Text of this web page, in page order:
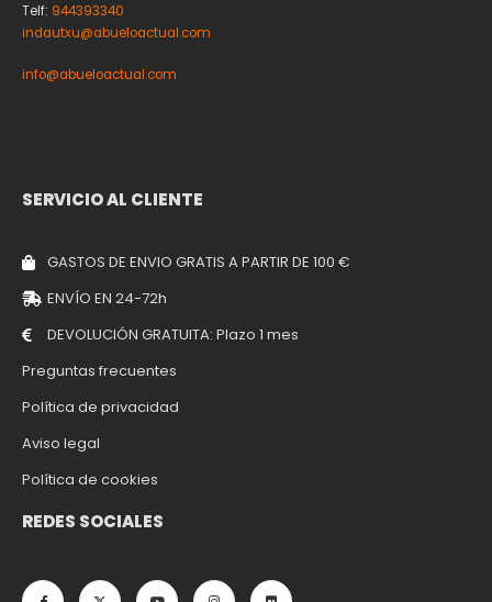
Telf: 944393340
indautxu@abueloactual.com
info@abueloactual.com
SERVICIO AL CLIENTE
GASTOS DE ENVIO GRATIS A PARTIR DE 100 €
ENVÍO EN 24-72h
DEVOLUCIÓN GRATUITA: Plazo 1 mes
Preguntas frecuentes
Política de privacidad
Aviso legal
Política de cookies
REDES SOCIALES